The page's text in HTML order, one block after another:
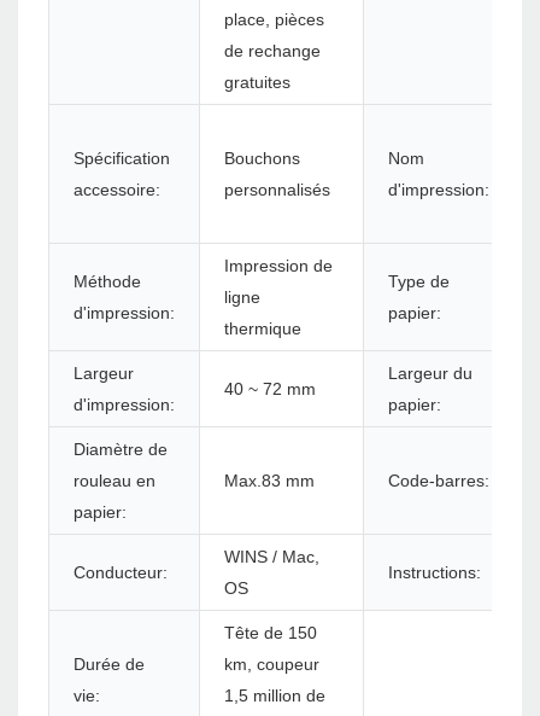
place, pièces
de rechange
gratuites
Spécification
accessoire:
Bouchons
personnalisés
Nom
d'impression:
Méthode
d'impression:
Impression de
ligne
thermique
Type de
papier:
Largeur
d'impression:
40 ~ 72 mm
Largeur du
papier:
Diamètre de
rouleau en
papier:
Max.83 mm Code-barres:
Conducteur:
WINS / Mac,
OS
Instructions:
Durée de
vie:
Tête de 150
km, coupeur
1,5 million de